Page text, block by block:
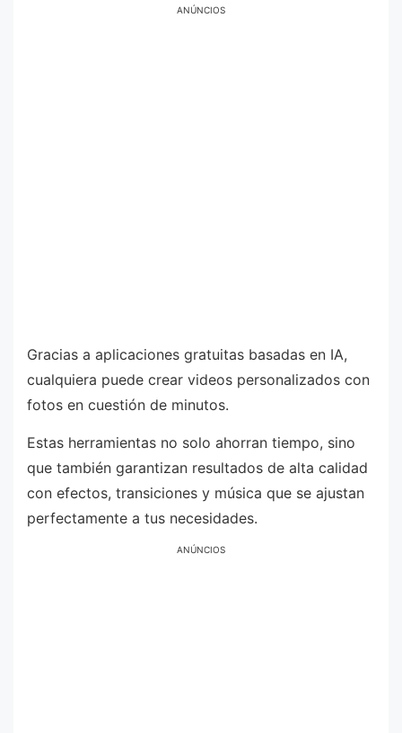
ANÚNCIOS
Gracias a aplicaciones gratuitas basadas en IA,
cualquiera puede crear videos personalizados con
fotos en cuestión de minutos.
Estas herramientas no solo ahorran tiempo, sino
que también garantizan resultados de alta calidad
con efectos, transiciones y música que se ajustan
perfectamente a tus necesidades.
ANÚNCIOS